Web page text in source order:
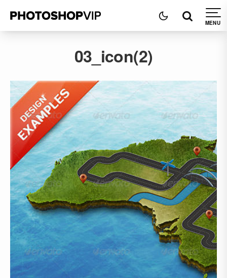
03_icon(2)